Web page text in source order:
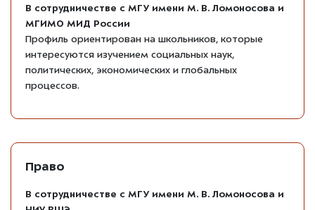
В сотрудничестве с МГУ имени М. В. Ломоносова и
МГИМО МИД России
Профиль ориентирован на школьников, которые
интересуются изучением социальных наук,
политических, экономических и глобальных
процессов.
Право
В сотрудничестве с МГУ имени М. В. Ломоносова и